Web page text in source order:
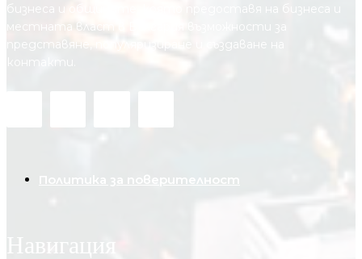
бизнеса и общините, която предоставя на бизнесa и
местната власт в България възможности за
представяне, популяризиране и създаване на
Политика за поверителност
Навигация